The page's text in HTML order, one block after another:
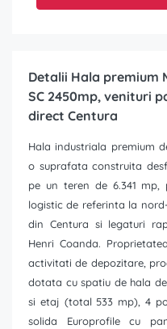
Detalii Hala premium
SC 2450mp, venituri
direct Centura
Hala industriala premium
o suprafata construita
pe un teren de 6.341
logistic de referinta la
din Centura si legaturi
Henri Coanda.
activitati de depozitare,
dotata cu spatiu de hala
si etaj (total 533 mp), 4
solida Europrofile cu